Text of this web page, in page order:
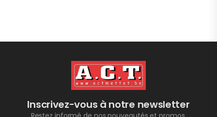
Inscrivez-vous à notre newsletter